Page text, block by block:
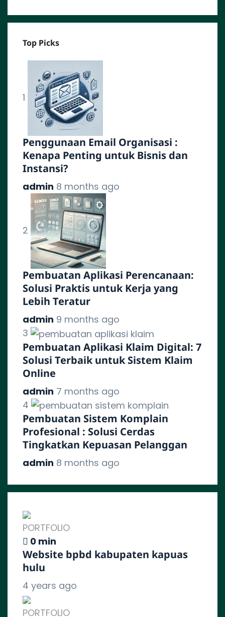
Top Picks
1
Penggunaan Email Organisasi :
Kenapa Penting untuk Bisnis dan
Instansi?
admin 8 months ago
2
Pembuatan Aplikasi Perencanaan:
Solusi Praktis untuk Kerja yang
Lebih Teratur
admin 9 months ago
3
Pembuatan Aplikasi Klaim Digital: 7
Solusi Terbaik untuk Sistem Klaim
Online
admin 7 months ago
4
Pembuatan Sistem Komplain
Profesional : Solusi Cerdas
Tingkatkan Kepuasan Pelanggan
admin 8 months ago
PORTFOLIO
0 min
Website bpbd kabupaten kapuas
hulu
4 years ago
PORTFOLIO